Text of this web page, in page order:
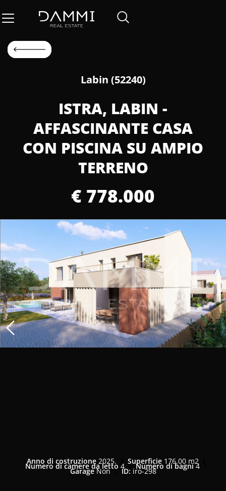
Labin (52240)
ISTRA, LABIN -
AFFASCINANTE CASA
CON PISCINA SU AMPIO
TERRENO
€ 778.000
Anno di costruzione 2025. Superficie 176,00 m2
Numero di camere da letto 4 Numero di bagni4
GarageNon ID: iro-298